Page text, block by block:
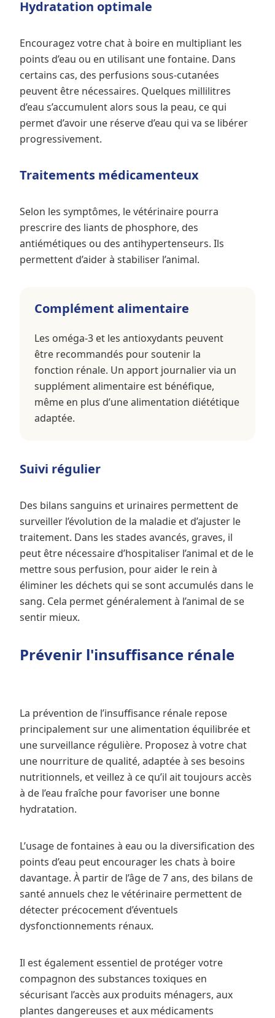
Hydratation optimale
Encouragez votre chat à boire en multipliant les
points d’eau ou en utilisant une fontaine. Dans
certains cas, des perfusions sous-cutanées
peuvent être nécessaires. Quelques millilitres
d’eau s’accumulent alors sous la peau, ce qui
permet d’avoir une réserve d’eau qui va se libérer
progressivement.
Traitements médicamenteux
Selon les symptômes, le vétérinaire pourra
prescrire des liants de phosphore, des
antiémétiques ou des antihypertenseurs. Ils
permettent d’aider à stabiliser l’animal.
Complément alimentaire
Les oméga-3 et les antioxydants peuvent
être recommandés pour soutenir la
fonction rénale. Un apport journalier via un
supplément alimentaire est bénéfique,
même en plus d’une alimentation diététique
adaptée.
Suivi régulier
Des bilans sanguins et urinaires permettent de
surveiller l’évolution de la maladie et d’ajuster le
traitement. Dans les stades avancés, graves, il
peut être nécessaire d’hospitaliser l’animal et de le
mettre sous perfusion, pour aider le rein à
éliminer les déchets qui se sont accumulés dans le
sang. Cela permet généralement à l’animal de se
sentir mieux.
Prévenir l'insuffisance rénale
La prévention de l’insuffisance rénale repose
principalement sur une alimentation équilibrée et
une surveillance régulière. Proposez à votre chat
une nourriture de qualité, adaptée à ses besoins
nutritionnels, et veillez à ce qu’il ait toujours accès
à de l’eau fraîche pour favoriser une bonne
hydratation.
L’usage de fontaines à eau ou la diversification des
points d’eau peut encourager les chats à boire
davantage. À partir de l’âge de 7 ans, des bilans de
santé annuels chez le vétérinaire permettent de
détecter précocement d’éventuels
dysfonctionnements rénaux.
Il est également essentiel de protéger votre
compagnon des substances toxiques en
sécurisant l’accès aux produits ménagers, aux
plantes dangereuses et aux médicaments